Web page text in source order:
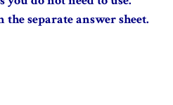
separate answer sheet.